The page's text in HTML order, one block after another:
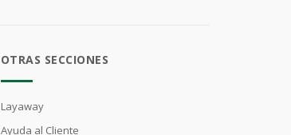
OTRAS SECCIONES
Layaway
Ayuda al Cliente